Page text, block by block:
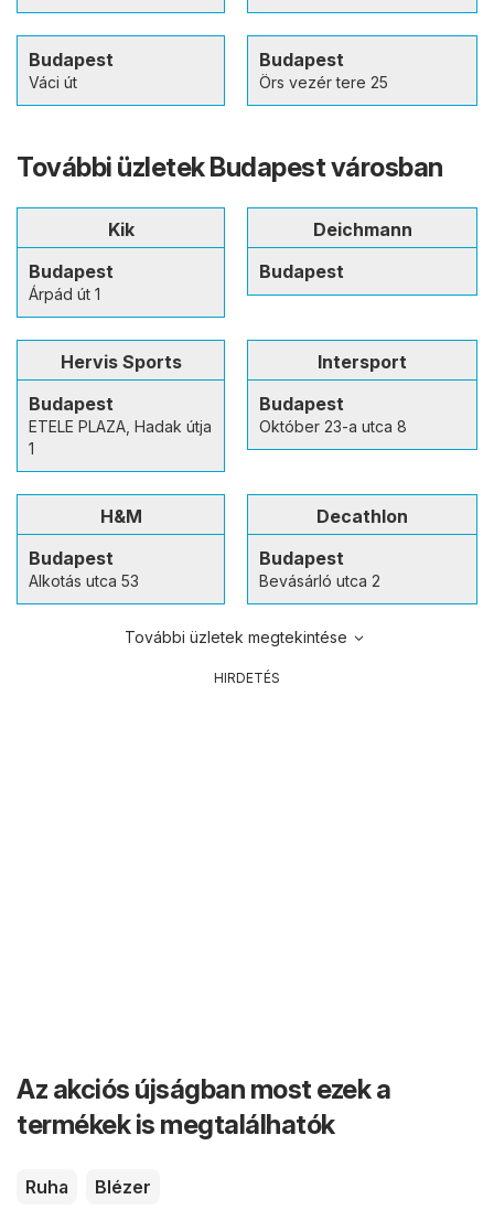
Budapest
Váci út
Budapest
Örs vezér tere 25
További üzletek Budapest városban
Kik
Budapest
Árpád út 1
Deichmann
Budapest
Hervis Sports
Budapest
ETELE PLAZA, Hadak útja
1
Intersport
Budapest
Október 23-a utca 8
H&M
Budapest
Alkotás utca 53
Decathlon
Budapest
Bevásárló utca 2
További üzletek megtekintése
HIRDETÉS
Az akciós újságban most ezek a
termékek is megtalálhatók
Ruha Blézer